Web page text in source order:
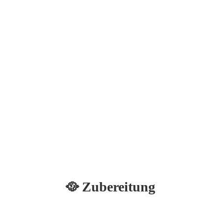
🥘 Zubereitung